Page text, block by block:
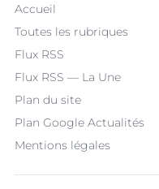
Accueil
Toutes les rubriques
Flux RSS
Flux RSS — La Une
Plan du site
Plan Google Actualités
Mentions légales